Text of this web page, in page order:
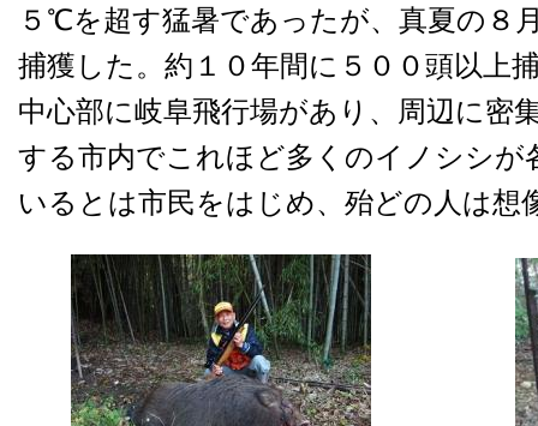
５℃を超す猛暑であったが、真夏の８
捕獲した。約１０年間に５００頭以上
中心部に岐阜飛行場があり、周辺に密
する市内でこれほど多くのイノシシが
いるとは市民をはじめ、殆どの人は想